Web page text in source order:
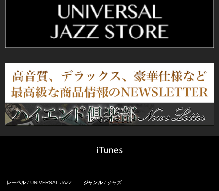
レーベル UNIVERSAL JAZZ ジャンル ジャズ